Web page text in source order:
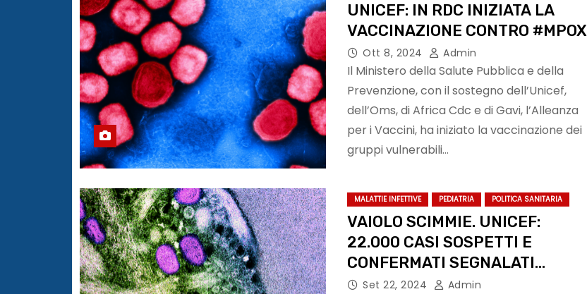
UNICEF: IN RDC INIZIATA LA
VACCINAZIONE CONTRO #MPOX
Ott 8, 2024 Admin
Il Ministero della Salute Pubblica e della
Prevenzione, con il sostegno dell’Unicef,
dell’Oms, di Africa Cdc e di Gavi, l’Alleanza
per i Vaccini, ha iniziato la vaccinazione dei
gruppi vulnerabili…
MALATTIE INFETTIVE PEDIATRIA POLITICA SANITARIA
VAIOLO SCIMMIE. UNICEF:
22.000 CASI SOSPETTI E
CONFERMATI SEGNALATI
QUEST’ANNO #mpox
Set 22, 2024 Admin